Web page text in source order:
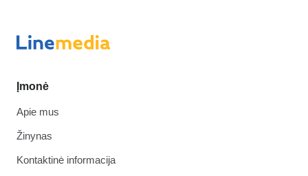
Įmonė
Apie mus
Žinynas
Kontaktinė informacija